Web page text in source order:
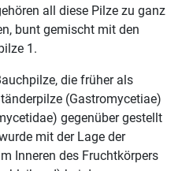
all diese Pilze zu ganz
bunt gemischt mit den
1.
die früher als
(Gastromycetiae)
gegenüber gestellt
mit der Lage der
Inneren des Fruchtkörpers